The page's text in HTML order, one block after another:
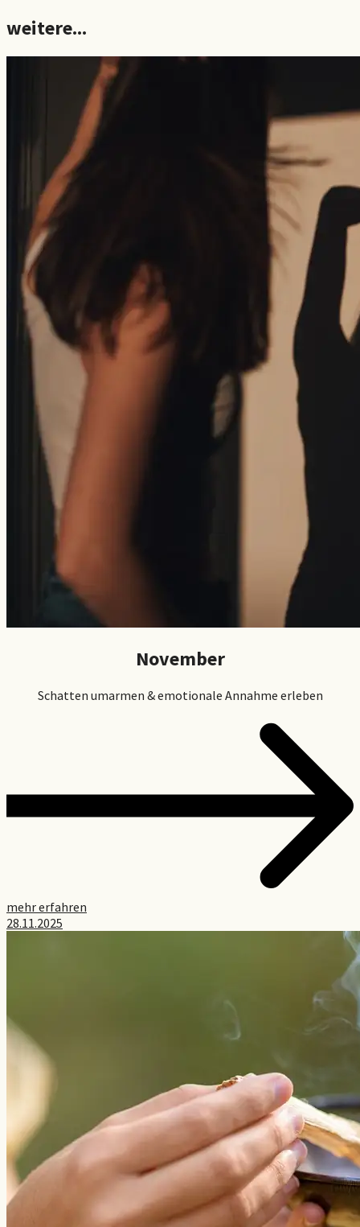
weitere...
November
Schatten umarmen & emotionale Annahme erleben
mehr erfahren
28.11.2025